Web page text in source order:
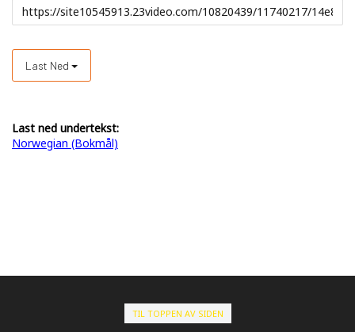
Last Ned
Last ned undertekst:
Norwegian (Bokmål)
TIL TOPPEN AV SIDEN